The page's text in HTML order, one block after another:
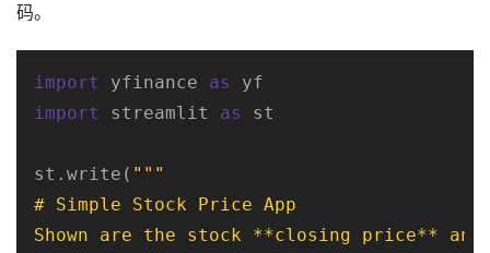
码。
import yfinance as
import
streamlit as st
st.write( """
# Simple Stock Price App
Shown are the stock **closing price**